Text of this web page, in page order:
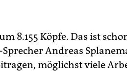
8.155 Köpfe. Das ist
Andreas
möglichst viele